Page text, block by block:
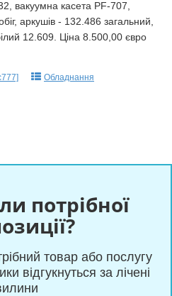
вакуумна касета PF-707,
аркушів - 132.486 загальний,
12.609. Ціна 8.500,00 євро
Обладнання
потрібної
товар або послугу
відгукнуться за лічені